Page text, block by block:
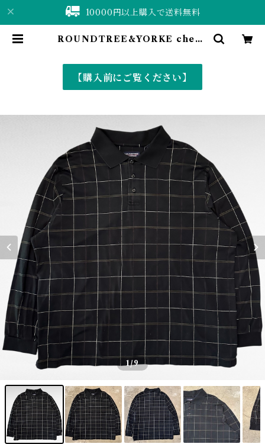
10000円以上購入で送料無料
ROUNDTREE&YORKE check
e shop〈古着&vintage〉
【購入前にご覧ください】
1/9